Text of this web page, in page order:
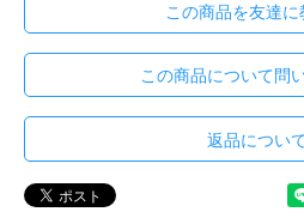
この商品を友達に
この商品について問
返品につい